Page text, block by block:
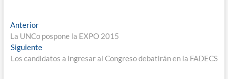
Obrera y Biblioteca Popular
Julio Argentino Roca. El
martes 27 es el turno de…
Navegación
de
entradas
AnteriorEntrada
anterior:
La UNCo pospone la EXPO 2015
SiguienteEntrada
siguiente:
Los candidatos a ingresar al Congreso debatirán en la FADECS